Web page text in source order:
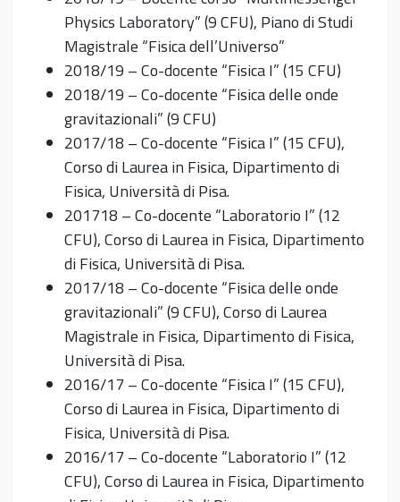
Physics Laboratory” (9 CFU), Piano di Studi
Magistrale “Fisica dell’Universo”
2018/19 – Co-docente “Fisica I” (15 CFU)
2018/19 – Co-docente “Fisica delle onde
gravitazionali” (9 CFU)
2017/18 – Co-docente “Fisica I” (15 CFU),
Corso di Laurea in Fisica, Dipartimento di
Fisica, Università di Pisa.
201718 – Co-docente “Laboratorio I” (12
CFU), Corso di Laurea in Fisica, Dipartimento
di Fisica, Università di Pisa.
2017/18 – Co-docente “Fisica delle onde
gravitazionali” (9 CFU), Corso di Laurea
Magistrale in Fisica, Dipartimento di Fisica,
Università di Pisa.
2016/17 – Co-docente “Fisica I” (15 CFU),
Corso di Laurea in Fisica, Dipartimento di
Fisica, Università di Pisa.
2016/17 – Co-docente “Laboratorio I” (12
CFU), Corso di Laurea in Fisica, Dipartimento